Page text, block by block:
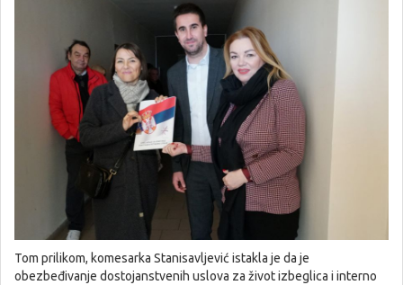
Tom prilikom, komesarka Stanisavljević istakla je da je
obezbeđivanje dostojanstvenih uslova za život izbeglica i interno